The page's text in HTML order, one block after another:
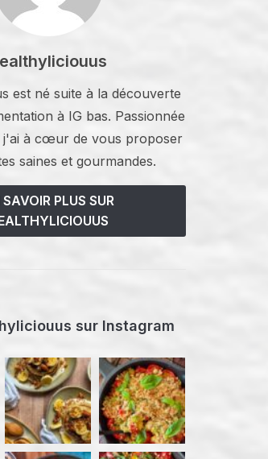
est né suite à la découverte
à IG bas. Passionnée
j'ai à cœur de vous proposer
saines et gourmandes.
SAVOIR PLUS SUR
sur Instagram